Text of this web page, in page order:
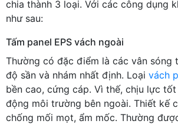
chia thành 3 loại. Với các công dụng
như sau:
Tấm panel EPS vách ngoài
Thường có đặc điểm là các vân sóng
độ sần và nhám nhất định. Loại vách
bền cao, cứng cáp. Vì thế, chịu lực
động môi trường bên ngoài. Thiết kế
chống mối mọt, ẩm mốc. Thường